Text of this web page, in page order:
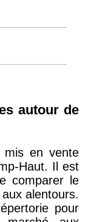
141 €
autour de
mis en vente
Haut. Il est
comparer le
alentours.
pour